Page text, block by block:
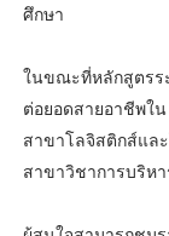
ศึกษา
ในขณะที่หลักสูตรร
ต่อยอดสายอาชีพใ
สาขาโลจิสติกส์แ
สาขาวิชาการบริห